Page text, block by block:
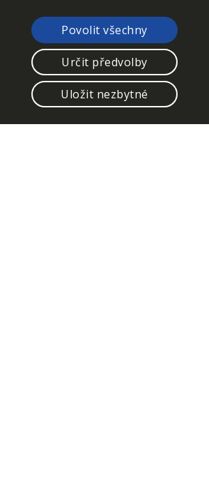
Nezbytně nutné cookies
Tyto soubory cookie jsou
nezbytné, abyste se mohli
Povolit všechny
Určit předvolby
Uložit nezbytné